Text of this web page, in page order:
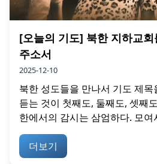
[오늘의 기도] 북한 지하교
주소서
2025-12-10
북한 성도들을 만나서 기도 제목
듣는 것이 첫째도, 둘째도, 셋째
한에서의 감시는 삼엄하다. 모여
더보기